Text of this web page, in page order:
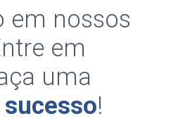
em nossos
em
uma
sucesso!